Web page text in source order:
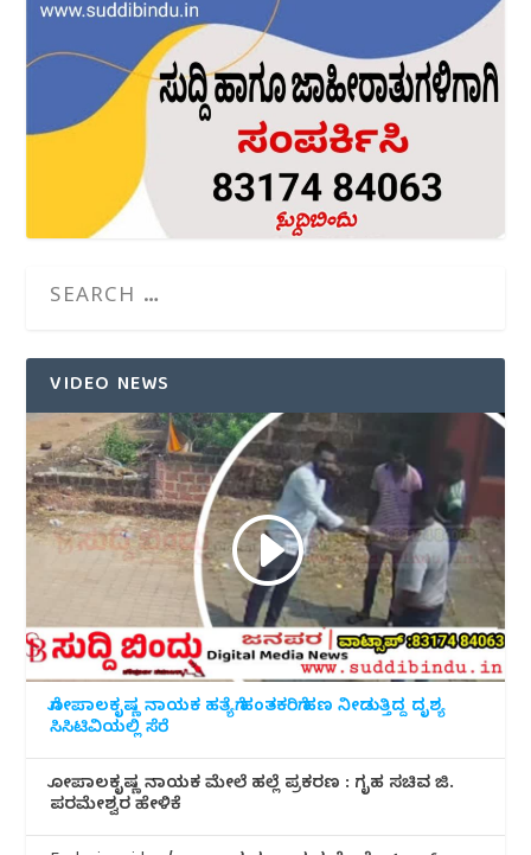
VIDEO NEWS
ಗೋಪಾಲಕೃಷ್ಣ ನಾಯಕ ಹತ್ಯೆಗೆ ಹಂತಕರಿಗೆ ಹಣ ನೀಡುತ್ತಿದ್ದ ದೃಶ್ಯ
ಸಿಸಿಟಿವಿಯಲ್ಲಿ ಸೆರೆ
ಗೋಪಾಲಕೃಷ್ಣ ನಾಯಕ ಮೇಲೆ ಹಲ್ಲೆ ಪ್ರಕರಣ : ಗೃಹ ಸಚಿವ ಜಿ.
ಪರಮೇಶ್ವರ ಹೇಳಿಕೆ